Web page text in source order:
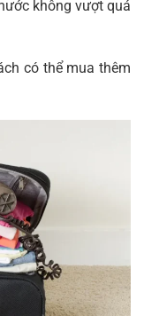
không vượt quá
có thể mua thêm